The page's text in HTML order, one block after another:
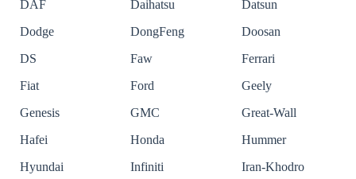
DAF
Daihatsu
Datsun
Dodge
DongFeng
Doosan
DS
Faw
Ferrari
Fiat
Ford
Geely
Genesis
GMC
Great-Wall
Hafei
Honda
Hummer
Hyundai
Infiniti
Iran-Khodro